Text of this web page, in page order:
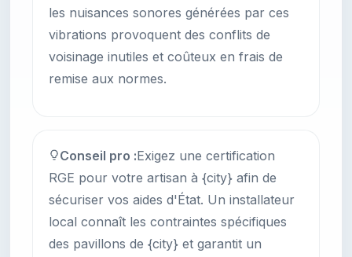
les nuisances sonores générées par ces
vibrations provoquent des conflits de
voisinage inutiles et coûteux en frais de
remise aux normes.
Conseil pro :Exigez une certification
RGE pour votre artisan à {city} afin de
sécuriser vos aides d'État. Un installateur
local connaît les contraintes spécifiques
des pavillons de {city} et garantit un